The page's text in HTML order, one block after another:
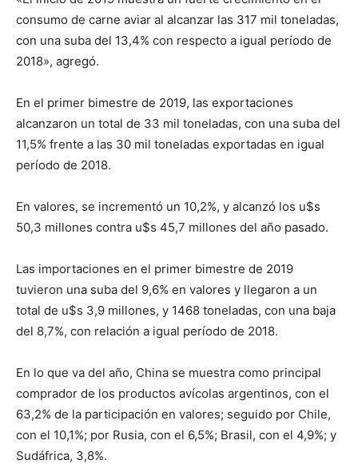
consumo de carne aviar al alcanzar las 317 mil toneladas,
con una suba del 13,4% con respecto a igual período de
2018», agregó.
En el primer bimestre de 2019, las exportaciones
alcanzaron un total de 33 mil toneladas, con una suba del
11,5% frente a las 30 mil toneladas exportadas en igual
período de 2018.
En valores, se incrementó un 10,2%, y alcanzó los u$s
50,3 millones contra u$s 45,7 millones del año pasado.
Las importaciones en el primer bimestre de 2019
tuvieron una suba del 9,6% en valores y llegaron a un
total de u$s 3,9 millones, y 1468 toneladas, con una baja
del 8,7%, con relación a igual período de 2018.
En lo que va del año, China se muestra como principal
comprador de los productos avícolas argentinos, con el
63,2% de la participación en valores; seguido por Chile,
con el 10,1%; por Rusia, con el 6,5%; Brasil, con el 4,9%; y
Sudáfrica, 3,8%.